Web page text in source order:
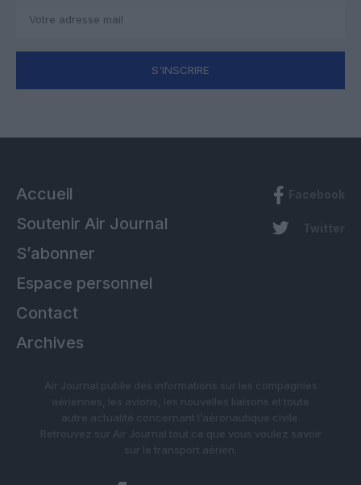
S'INSCRIRE
Accueil
Soutenir Air Journal
S’abonner
Espace personnel
Contact
Archives